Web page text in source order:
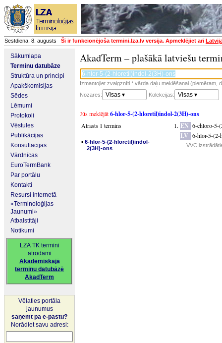
Sestdiena, 8. augusts Šī ir funkcionējoša termini.lza.lv versija. Apmeklējiet arī
Sākumlapa
Terminu datubāze
Struktūra un principi
Apakškomisijas
Sēdes
Lēmumi
Protokoli
Vēstules
Publikācijas
Konsultācijas
Vārdnīcas
EuroTermBank
Par portālu
Kontakti
Resursi internetā
«Terminoloģijas
Jaunumi»
Atbalstītāji
Notikumi
LZA TK termini
atrodami
Akadēmiskajā
terminu datubāzē
AkadTerm
Vēlaties portāla
jaunumus
saņemt pa e-pastu?
Norādiet savu adresi:
AkadTerm – plašākā latviešu
Izmantojiet zvaigznīti * vārda daļu meklēšanai (piemēram,
Nozares:
Visas ▾ Kolekcijas: Visas ▾
Jūs meklējāt6-hlor-5-(2-hloretil)indol-2(3H)-ons
Atrasts 1 termins
▪ 6-hlor-5-(2-hloretil)indol-
2(3H)-ons
EN 6-chloro-5-
LV 6-hlor-5-(2-
VVC